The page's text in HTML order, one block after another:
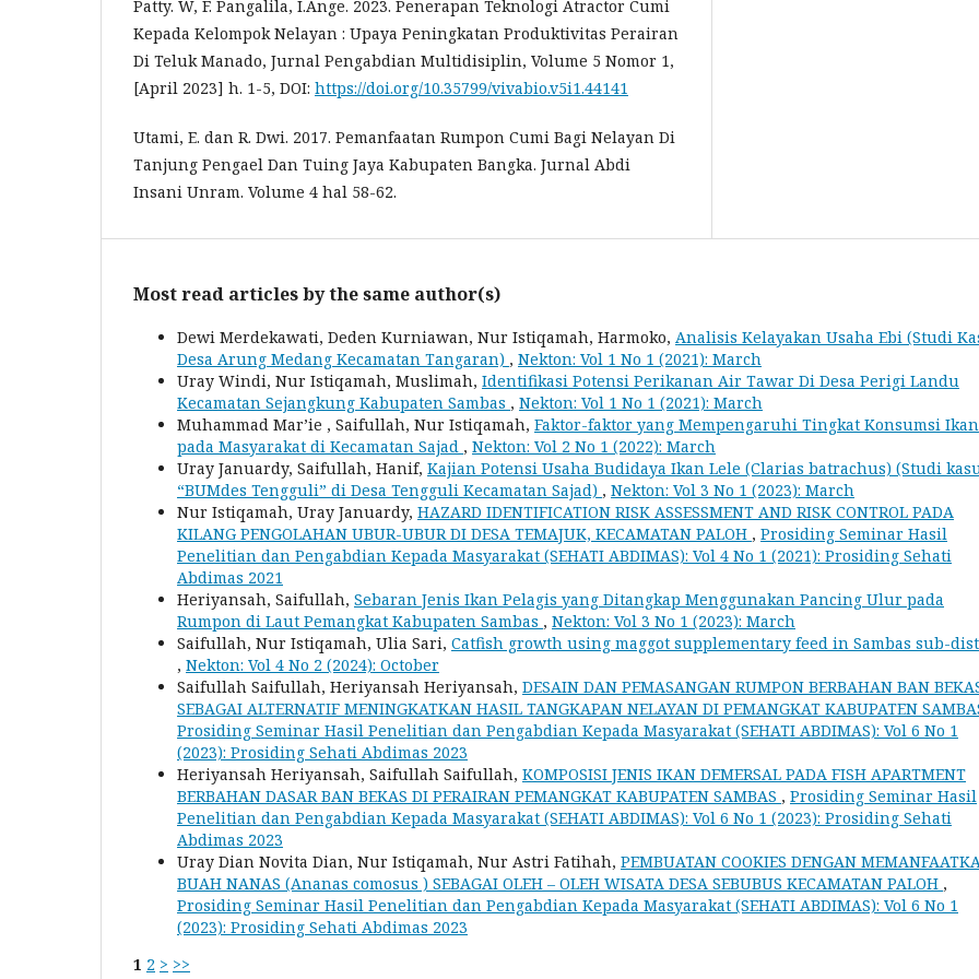
Patty. W, F. Pangalila, I.Ange. 2023. Penerapan Teknologi Atractor Cumi
Kepada Kelompok Nelayan : Upaya Peningkatan Produktivitas Perairan
Di Teluk Manado, Jurnal Pengabdian Multidisiplin, Volume 5 Nomor 1,
[April 2023] h. 1-5, DOI: https://doi.org/10.35799/vivabio.v5i1.44141
Utami, E. dan R. Dwi. 2017. Pemanfaatan Rumpon Cumi Bagi Nelayan Di
Tanjung Pengael Dan Tuing Jaya Kabupaten Bangka. Jurnal Abdi
Insani Unram. Volume 4 hal 58-62.
Most read articles by the same author(s)
Dewi Merdekawati, Deden Kurniawan, Nur Istiqamah, Harmoko, Analisis Kelayakan Usaha Ebi (Studi
Desa Arung Medang Kecamatan Tangaran) , Nekton: Vol 1 No 1 (2021): March
Uray Windi, Nur Istiqamah, Muslimah, Identifikasi Potensi Perikanan Air Tawar Di Desa Perigi Landu
Kecamatan Sejangkung Kabupaten Sambas , Nekton: Vol 1 No 1 (2021): March
Muhammad Mar’ie , Saifullah, Nur Istiqamah, Faktor-faktor yang Mempengaruhi Tingkat Konsumsi Ikan
pada Masyarakat di Kecamatan Sajad , Nekton: Vol 2 No 1 (2022): March
Uray Januardy, Saifullah, Hanif, Kajian Potensi Usaha Budidaya Ikan Lele (Clarias batrachus) (Studi
“BUMdes Tengguli” di Desa Tengguli Kecamatan Sajad) , Nekton: Vol 3 No 1 (2023): March
Nur Istiqamah, Uray Januardy, HAZARD IDENTIFICATION RISK ASSESSMENT AND RISK CONTROL PADA
KILANG PENGOLAHAN UBUR-UBUR DI DESA TEMAJUK, KECAMATAN PALOH , Prosiding Seminar Hasil
Penelitian dan Pengabdian Kepada Masyarakat (SEHATI ABDIMAS): Vol 4 No 1 (2021): Prosiding Sehati
Abdimas 2021
Heriyansah, Saifullah, Sebaran Jenis Ikan Pelagis yang Ditangkap Menggunakan Pancing Ulur pada
Rumpon di Laut Pemangkat Kabupaten Sambas , Nekton: Vol 3 No 1 (2023): March
Saifullah, Nur Istiqamah, Ulia Sari, Catfish growth using maggot supplementary feed in Sambas sub-
, Nekton: Vol 4 No 2 (2024): October
Saifullah Saifullah, Heriyansah Heriyansah, DESAIN DAN PEMASANGAN RUMPON BERBAHAN BAN
SEBAGAI ALTERNATIF MENINGKATKAN HASIL TANGKAPAN NELAYAN DI PEMANGKAT KABUPATEN
Prosiding Seminar Hasil Penelitian dan Pengabdian Kepada Masyarakat (SEHATI ABDIMAS): Vol 6 No 1
(2023): Prosiding Sehati Abdimas 2023
Heriyansah Heriyansah, Saifullah Saifullah, KOMPOSISI JENIS IKAN DEMERSAL PADA FISH APARTMENT
BERBAHAN DASAR BAN BEKAS DI PERAIRAN PEMANGKAT KABUPATEN SAMBAS , Prosiding Seminar Hasil
Penelitian dan Pengabdian Kepada Masyarakat (SEHATI ABDIMAS): Vol 6 No 1 (2023): Prosiding Sehati
Abdimas 2023
Uray Dian Novita Dian, Nur Istiqamah, Nur Astri Fatihah, PEMBUATAN COOKIES DENGAN
BUAH NANAS (Ananas comosus ) SEBAGAI OLEH – OLEH WISATA DESA SEBUBUS KECAMATAN PALOH ,
Prosiding Seminar Hasil Penelitian dan Pengabdian Kepada Masyarakat (SEHATI ABDIMAS): Vol 6 No 1
(2023): Prosiding Sehati Abdimas 2023
1 2 > >>